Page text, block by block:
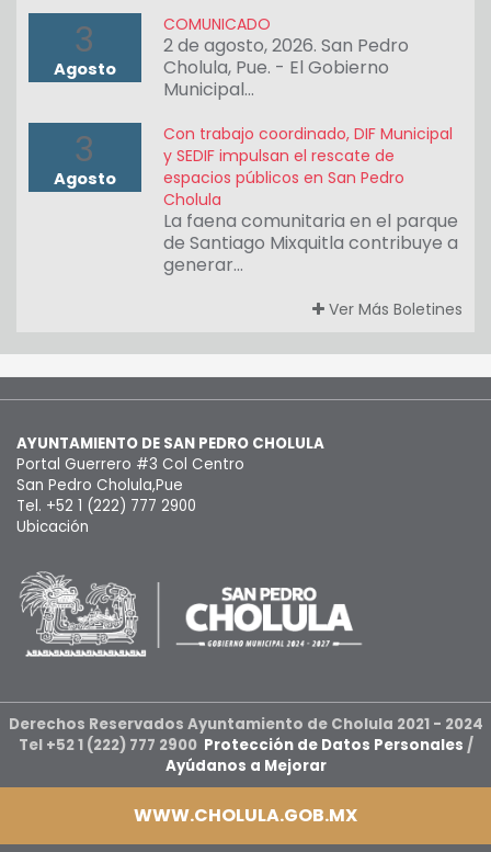
3
Agosto
COMUNICADO
2 de agosto, 2026. San Pedro
Cholula, Pue. - El Gobierno
Municipal…
3
Agosto
Con trabajo coordinado, DIF Municipal
y SEDIF impulsan el rescate de
espacios públicos en San Pedro
Cholula
La faena comunitaria en el parque
de Santiago Mixquitla contribuye a
generar…
Ver Más Boletines
AYUNTAMIENTO DE SAN PEDRO CHOLULA
Portal Guerrero #3 Col Centro
San Pedro Cholula,Pue
Tel. +52 1 (222) 777 2900
Ubicación
Derechos Reservados Ayuntamiento de Cholula 2021 - 2024
Tel +52 1 (222) 777 2900 Protección de Datos Personales /
Ayúdanos a Mejorar
WWW.CHOLULA.GOB.MX